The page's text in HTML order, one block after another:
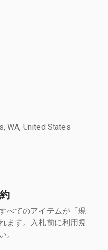
WA, United States
べてのアイテムが「現
ます。入札前に利用規
。